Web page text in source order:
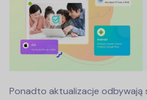
Ponadto aktualizacje odbywają